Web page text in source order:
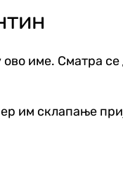
име. Сматра
им склапање